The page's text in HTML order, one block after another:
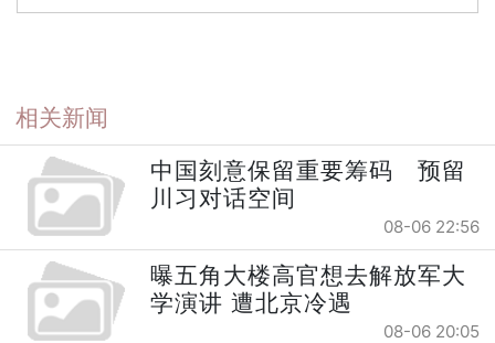
相关新闻
中国刻意保留重要筹码 预留
川习对话空间
08-06 22:56
曝五角大楼高官想去解放军大
学演讲 遭北京冷遇
08-06 20:05